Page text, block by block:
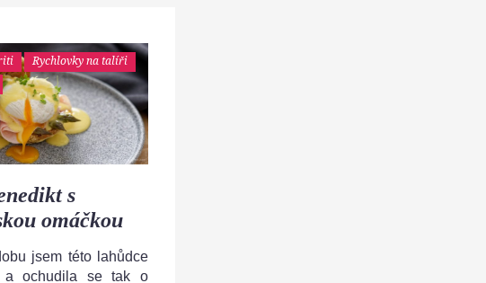
Rychlovky na talíři
s
omáčkou
jsem této lahůdce
a ochudila se tak o